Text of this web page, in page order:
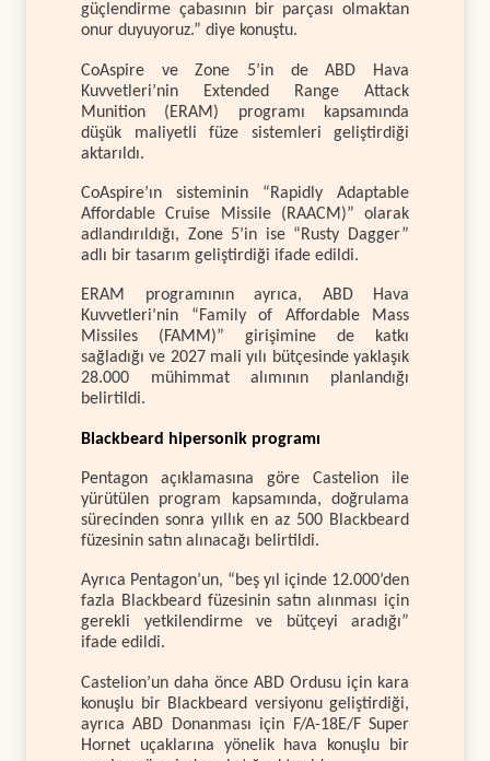
güçlendirme çabasının bir parçası olmaktan
onur duyuyoruz.” diye konuştu.
CoAspire ve Zone 5’in de
ABD Hava
Kuvvetleri’nin Extended Range Attack
Munition (ERAM) programı kapsamında
düşük maliyetli füze sistemleri geliştirdiği
aktarıldı.
CoAspire’ın sisteminin “Rapidly Adaptable
Affordable Cruise Missile (RAACM)” olarak
adlandırıldığı, Zone 5’in ise “Rusty Dagger”
adlı bir tasarım geliştirdiği ifade edildi.
ERAM programının ayrıca, ABD Hava
Kuvvetleri’nin “Family of Affordable Mass
Missiles (FAMM)” girişimine de katkı
sağladığı ve 2027 mali yılı bütçesinde yaklaşık
28.000 mühimmat alımının planlandığı
belirtildi.
Blackbeard hipersonik programı
Pentagon açıklamasına göre Castelion ile
yürütülen program kapsamında, doğrulama
sürecinden sonra yıllık en az 500 Blackbeard
füzesinin satın alınacağı belirtildi.
Ayrıca Pentagon’un, “beş yıl içinde 12.000’den
fazla Blackbeard füzesinin satın alınması için
gerekli yetkilendirme ve bütçeyi aradığı”
ifade edildi.
Castelion’un daha önce ABD Ordusu için kara
konuşlu bir Blackbeard versiyonu geliştirdiği,
ayrıca ABD Donanması için F/A-18E/F Super
Hornet uçaklarına yönelik hava konuşlu bir